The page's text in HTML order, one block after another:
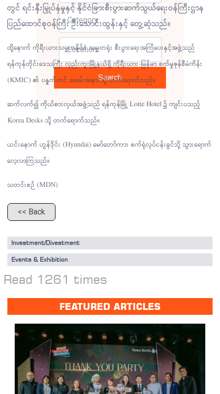
Search
တွင် ရင်းနှီးမြှုပ်နှံမှုနှင့် နိုင်ငံခြားစီးပွားဆက်သွယ်ရေးဝန်ကြီးဌာန
ပြည်ထောင်စုဝန်ကြီး ဦးသောင်းထွန်းနှင့် တွေ့ဆုံသည်။
ထို့နောက် ကိုရီးယားသမ္မတနိုင်ငံ သမ္မတရုံး စီးပွားရေးအကြံပေးနှင့်အဖွဲ့သည်
ရန်ကုန်တိုင်းဒေသကြီး လှည်းကူးမြို့နယ်ရှိ ကိုရီးယား-မြန်မာ စက်မှုဇုန်စီမံကိန်း
(KMIC) ၏ ပန္နက်တင် အခမ်းအနားသို့ တက်ရောက်သည်။
ဆက်လက်၍ ကိုယ်စားလှယ်အဖွဲ့သည် ရန်ကုန်မြို့ Lotte Hotel ၌ ကျင်းပသည့်
Korea Desks သို့ တက်ရောက်သည်။
ယင်းနောက် ဟွန်ဒိုင်း (Hyundai) မော်တော်ကား စက်ရုံလုပ်ငန်းခွင်သို့ သွားရောက်
လေ့လာကြသည်။
သတင်းစဉ် (MDN)
<< Back
Investment/Divestment
Events & Exhibition
Read 1261 times
FEATURED ARTICLES